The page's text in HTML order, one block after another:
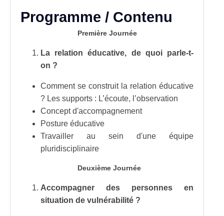
Programme / Contenu
Première Journée
La relation éducative, de quoi parle-t-
on ?
Comment se construit la relation éducative
? Les supports : L’écoute, l’observation
Concept d'accompagnement
Posture éducative
Travailler au sein d'une équipe
pluridisciplinaire
Deuxième Journée
Accompagner des personnes en
situation de vulnérabilité ?